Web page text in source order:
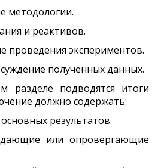
методологии.
и реактивов.
проведения экспериментов.
полученных данных.
разделе подводятся итоги
должно содержать:
результатов.
или опровергающие